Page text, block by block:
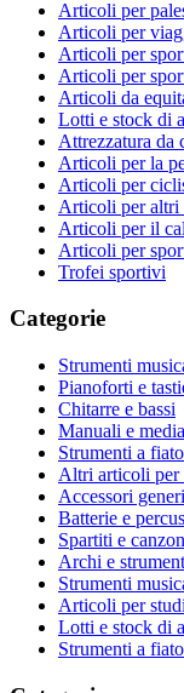
Articoli per
Articoli per
Articoli per
Articoli per
Articoli da
Lotti e stock di
Attrezzatura da
Articoli per la
Articoli per
Articoli per altri
Articoli per il
Articoli per
Trofei sportivi
Categorie
Strumenti
Pianoforti e
Chitarre e bassi
Manuali e
Strumenti a
Altri articoli per
Accessori
Batterie e
Spartiti e
Archi e
Strumenti
Articoli per
Lotti e stock di
Strumenti a